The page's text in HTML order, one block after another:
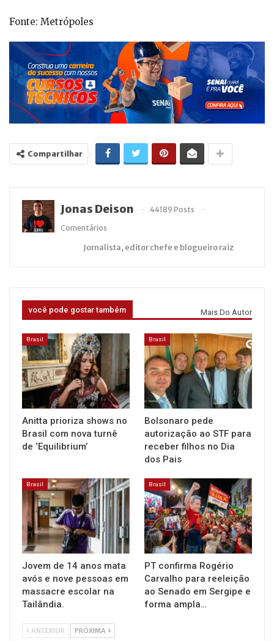
Fonte: Metrópoles
Compartilhar
Jonas Deison
44189 Posts
Comentários
Jornalista, editor chefe e blogueiro raiz
você pode gostar também Mais Do Autor
Brasil
Anitta prioriza shows no
Brasil com nova turnê
de ‘Equilibrium’
Brasil
Bolsonaro pede
autorização ao STF para
receber filhos no Dia
dos Pais
Brasil
Jovem de 14 anos mata
avós e nove pessoas em
massacre escolar na
Tailândia.
Brasil
PT confirma Rogério
Carvalho para reeleição
ao Senado em Sergipe e
forma ampla…
ANTERIOR PRÓXIMA